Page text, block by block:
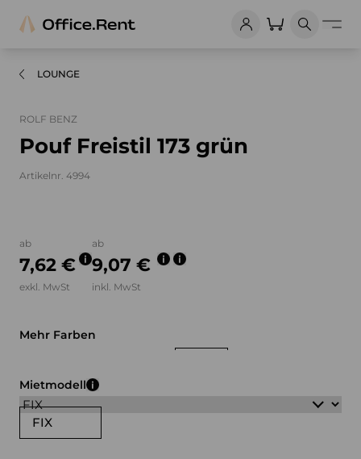
LOUNGE
ROLF BENZ
Pouf Freistil 173 grün
Artikelnr. 4994
ab
7,62 €
exkl. MwSt
ab
9,07 €
inkl. MwSt
Mehr Farben
FIX
Mietmodell